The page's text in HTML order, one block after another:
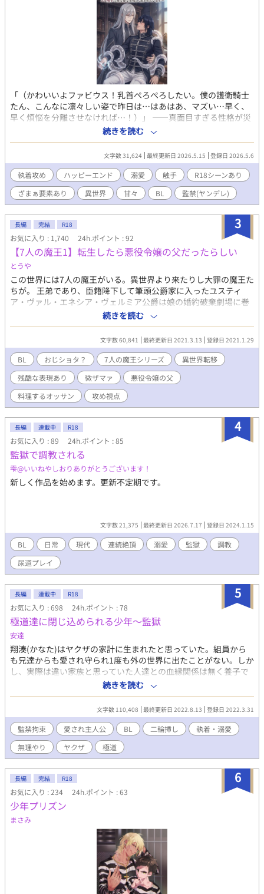
「（かわいいよファビウス！乳首ぺろぺろしたい。僕の護衛騎士
たん、こんなに凛々しい姿で昨日は…はあはあ、マズい…早く、
早く煩悩を分離させなければ…！）」 ——真面目すぎる性格が災
いし、婚約破棄と左遷を同時に言い渡されたファビウスが向かっ
た先は、世間から『魔窟』と恐れられる研究塔だった。 そこで出
会ったのは、どこまでも優しく高潔な賢者ロクシード。 だが、彼
には秘密があった。 煩悩まみれの賢者の元へ、好みドストライク
な騎士が現れた時、夜な夜なベッドに触手が這い回る——！？ 昼
は清廉な賢者と騎士、夜は触手でナカまでぐっちゅぐちゅ。 「ろ
くしぃどしゃまっ♡♡♡じゅっと、じゅうっと♡おまもりしまし
ゅっ♡♡♡」 不器用騎士が愛欲に挟まれ、逃げ場のない至福の監
獄で、身も心もとろとろに溶かされる【オタク魔術師×真面目騎
士】の監禁溺愛BL！ ※この作品には「失禁」「乳首開発」「変態
オタク攻め」「♡喘ぎ」「R18」の描写が含まれています。 （全
12話3万文字中編規模、投稿予約完了済み）
続きを読む
文字数 31,624 最終更新日 2026.5.15 登録日 2026.5.6
執着攻め ハッピーエンド 溺愛 触手
R18シーンあり
ざまぁ要素あり
異世界 甘々 BL 監禁(ヤンデレ)
3
長編 完結 R18
お気に入り : 1,740 24h.ポイント : 92
【7人の魔王1】転生したら悪役令嬢の父だったらしい
とうや
この世界には7人の魔王がいる。異世界より来たりし大罪の魔王た
ちが。 王弟であり、臣籍降下して筆頭公爵家に入ったユスティ
ア・ヴァル・エネシア・ヴェルミア公爵は娘の婚約破棄劇場に巻
き込まれて国家転覆の冤罪をかけられた。難攻不落の監獄に送ら
れる最中、ユスティアは日本人であった前世を思い出し ーーー そ
のまま馬車ごと《強欲の魔王》の領土の入り口とされるクレバス
に捨てられる。 九死に一生を得たユスティアを拾ったのは、《強
欲の魔王》と呼ばれる少年だった。 生贄として廃棄された元公爵
のおっさんが、天使みたいな魔王に料理を貢いだり甘やかしまく
ったりする話です。中盤から受けが美少年→美青年に成長しま
す。 甘やかし元公爵×お子様魔王。主に攻め(元公爵)視点。
********************************************
******************************************** ＊独自設定があ
ります。随時更新の【人物紹介とネタバレ含む裏設定】を参考に
してください。 ＊子供に関するセンシティブかつ、人道に反する
残酷な表現があります。グロ、胸糞注意報です。エロはあんまり
ありません。 ＊コメントは返せませんが、ありがたく拝読してか
ら認証しています。 ＊ストックがあれば毎日0時ごろ更新。1話あ
続きを読む
文字数 60,841 最終更新日 2021.3.13 登録日 2021.1.29
BL おじショタ？ 7人の魔王シリーズ
異世界転移
残酷な表現あり
微ザマァ
悪役令嬢の父
料理するオッサン
攻め視点
4
長編 連載中 R18
お気に入り : 89 24h.ポイント : 85
監獄で調教される
雫@いいねやしおりありがとうございます！
新しく作品を始めます。更新不定期です。
文字数 21,375 最終更新日 2026.7.17 登録日 2024.1.15
BL 日常 現代 連続絶頂 溺愛 監獄
調教
尿道プレイ
5
長編 連載中 R18
お気に入り : 698 24h.ポイント : 78
極道達に閉じ込められる少年〜監獄
安達
翔湊(かなた)はヤクザの家計に生まれたと思っていた。組員から
も兄達からも愛され守られ1度も外の世界に出たことがない。しか
し、実際は違い家族と思っていた人達との血縁関係は無く養子で
あることが判明。そして翔湊は自分がなぜこの家に養子として迎
え入れられたのか衝撃の事実を知る。頼れる家族も居なくなり外
に出たことがない翔湊は友達もいない。一先この家から逃げ出そ
うとする。だが行く手を阻む俵積田会の極道達によってーーー？
最後はハッピーエンドです。
続きを読む
文字数 110,408 最終更新日 2022.8.13 登録日 2022.3.31
監禁拘束 愛され主人公 BL 二輪挿し
執着・溺愛
無理やり
ヤクザ 極道
6
長編 完結 R18
お気に入り : 234 24h.ポイント : 63
少年プリズン
まさみ